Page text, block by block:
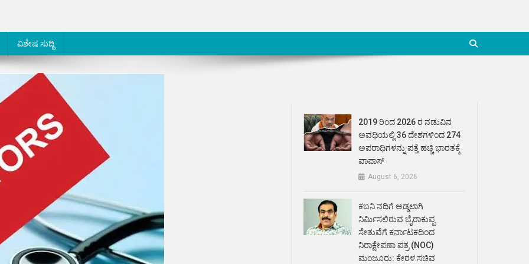
ವಿಶೇಷ ಸುದ್ದಿ
2019 ರಿಂದ 2026 ರ ನಡುವಿನ
ಅವಧಿಯಲ್ಲಿ 36 ದೇಶಗಳಿಂದ 274
ಅಪರಾಧಿಗಳನ್ನು ಪತ್ತೆ ಹಚ್ಚಿ ಭಾರತಕ್ಕೆ
ವಾಪಾಸ್
August 6, 2026
ಕಬನಿ ನದಿಗೆ ಅಡ್ಡಲಾಗಿ
ನಿರ್ಮಿಸಲಿರುವ ಬೈರಾಕುಪ್ಪ
ಸೇತುವೆಗೆ ಕರ್ನಾಟಕದಿಂದ
ನಿರಾಕ್ಷೇಪಣಾ ಪತ್ರ (NOC)
ಮಂಜೂರು: ಕೇರಳ ಸಚಿವ